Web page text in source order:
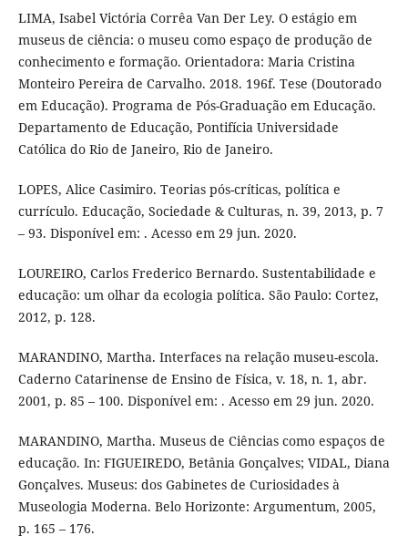
LIMA, Isabel Victória Corrêa Van Der Ley. O estágio em
museus de ciência: o museu como espaço de produção de
conhecimento e formação. Orientadora: Maria Cristina
Monteiro Pereira de Carvalho. 2018. 196f. Tese (Doutorado
em Educação). Programa de Pós-Graduação em Educação.
Departamento de Educação, Pontifícia Universidade
Católica do Rio de Janeiro, Rio de Janeiro.
LOPES, Alice Casimiro. Teorias pós-críticas, política e
currículo. Educação, Sociedade & Culturas, n. 39, 2013, p. 7
– 93. Disponível em: . Acesso em 29 jun. 2020.
LOUREIRO, Carlos Frederico Bernardo. Sustentabilidade e
educação: um olhar da ecologia política. São Paulo: Cortez,
2012, p. 128.
MARANDINO, Martha. Interfaces na relação museu-escola.
Caderno Catarinense de Ensino de Física, v. 18, n. 1, abr.
2001, p. 85 – 100. Disponível em: . Acesso em 29 jun. 2020.
MARANDINO, Martha. Museus de Ciências como espaços de
educação. In: FIGUEIREDO, Betânia Gonçalves; VIDAL, Diana
Gonçalves. Museus: dos Gabinetes de Curiosidades à
Museologia Moderna. Belo Horizonte: Argumentum, 2005,
p. 165 – 176.